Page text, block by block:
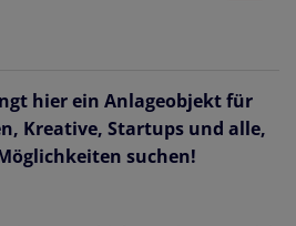
hier ein Anlageobjekt für
Kreative, Startups und alle,
suchen!